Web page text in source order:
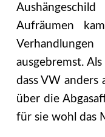
Aufräumen
ausgebremst.
dass VW anders
über die
für sie wohl das